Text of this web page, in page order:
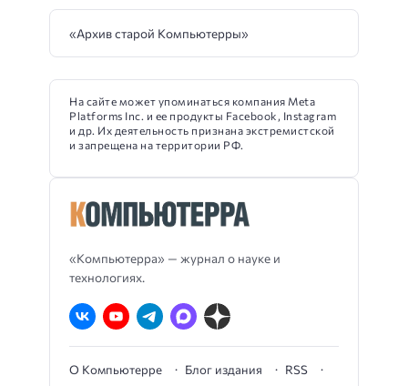
«Компьютерра» — журнал о науке и
технологиях.
О Компьютерре Блог издания
RSS
«Архив старой Компьютерры»
На сайте может упоминаться компания Meta
Platforms Inc. и ее продукты Facebook, Instagram
и др. Их деятельность признана экстремистской
и запрещена на территории РФ.